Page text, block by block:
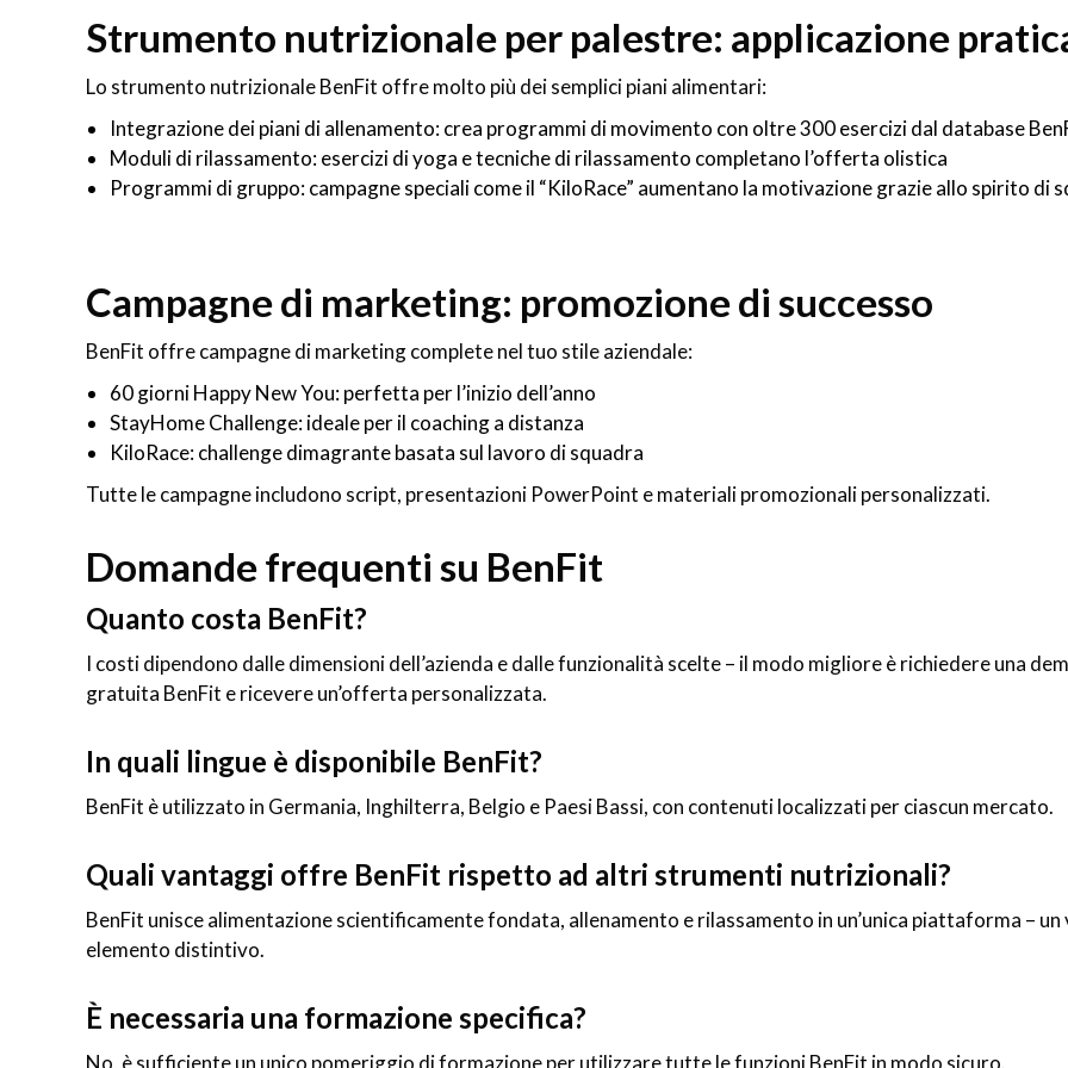
Strumento nutrizionale per palestre: applicazione
Lo strumento nutrizionale BenFit offre molto più dei semplici piani alimentari:
Integrazione dei piani di allenamento: crea programmi di movimento con oltre 300 esercizi dal database
Moduli di rilassamento: esercizi di yoga e tecniche di rilassamento completano l’offerta olistica
Programmi di gruppo: campagne speciali come il “KiloRace” aumentano la motivazione grazie allo spirito di
Campagne di marketing: promozione di successo
BenFit offre campagne di marketing complete nel tuo stile aziendale:
60 giorni Happy New You: perfetta per l’inizio dell’anno
StayHome Challenge: ideale per il coaching a distanza
KiloRace: challenge dimagrante basata sul lavoro di squadra
Tutte le campagne includono script, presentazioni PowerPoint e materiali promozionali personalizzati.
Domande frequenti su BenFit
Quanto costa BenFit?
I costi dipendono dalle dimensioni dell’azienda e dalle funzionalità scelte – il modo migliore è richiedere una
gratuita BenFit e ricevere un’offerta personalizzata.
In quali lingue è disponibile BenFit?
BenFit è utilizzato in Germania, Inghilterra, Belgio e Paesi Bassi, con contenuti localizzati per ciascun mercato.
Quali vantaggi offre BenFit rispetto ad altri strumenti nutrizionali?
BenFit unisce alimentazione scientificamente fondata, allenamento e rilassamento in un’unica piattaforma – un
elemento distintivo.
È necessaria una formazione specifica?
No, è sufficiente un unico pomeriggio di formazione per utilizzare tutte le funzioni BenFit in modo sicuro.